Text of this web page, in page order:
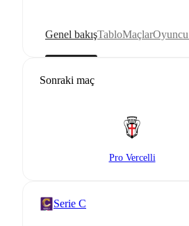
Genel bakışTabloMaçlar
Sonraki maç
Pro Vercelli
Serie C